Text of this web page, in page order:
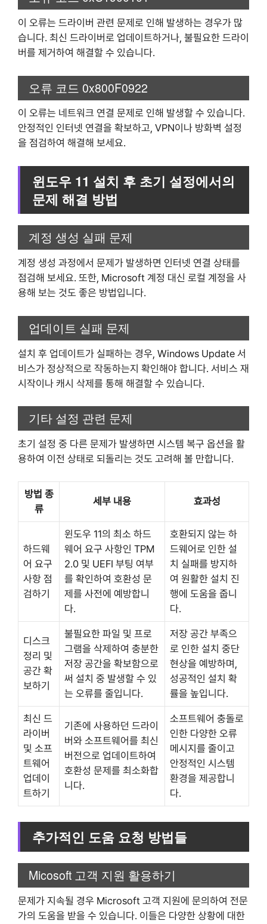
이 오류는 드라이버 관련 문제로 인해 발생하는 경우가 많
습니다. 최신 드라이버로 업데이트하거나, 불필요한 드라이
버를 제거하여 해결할 수 있습니다.
오류 코드 0x800F0922
이 오류는 네트워크 연결 문제로 인해 발생할 수 있습니다.
안정적인 인터넷 연결을 확보하고, VPN이나 방화벽 설정
을 점검하여 해결해 보세요.
윈도우 11 설치 후 초기 설정에서의
문제 해결 방법
계정 생성 실패 문제
계정 생성 과정에서 문제가 발생하면 인터넷 연결 상태를
점검해 보세요. 또한, Microsoft 계정 대신 로컬 계정을 사
용해 보는 것도 좋은 방법입니다.
업데이트 실패 문제
설치 후 업데이트가 실패하는 경우, Windows Update 서
비스가 정상적으로 작동하는지 확인해야 합니다. 서비스 재
시작이나 캐시 삭제를 통해 해결할 수 있습니다.
기타 설정 관련 문제
초기 설정 중 다른 문제가 발생하면 시스템 복구 옵션을 활
용하여 이전 상태로 되돌리는 것도 고려해 볼 만합니다.
방법 종
류
세부 내용 효과성
하드웨
어 요구
사항 점
검하기
윈도우 11의 최소 하드
웨어 요구 사항인 TPM
2.0 및 UEFI 부팅 여부
를 확인하여 호환성 문
제를 사전에 예방합니
다.
호환되지 않는 하
드웨어로 인한 설
치 실패를 방지하
여 원활한 설치 진
행에 도움을 줍니
다.
디스크
정리 및
공간 확
보하기
불필요한 파일 및 프로
그램을 삭제하여 충분한
저장 공간을 확보함으로
써 설치 중 발생할 수 있
는 오류를 줄입니다.
저장 공간 부족으
로 인한 설치 중단
현상을 예방하며,
성공적인 설치 확
률을 높입니다.
최신 드
라이버
및 소프
트웨어
업데이
트하기
기존에 사용하던 드라이
버와 소프트웨어를 최신
버전으로 업데이트하여
호환성 문제를 최소화합
니다.
소프트웨어 충돌로
인한 다양한 오류
메시지를 줄이고
안정적인 시스템
환경을 제공합니
다.
추가적인 도움 요청 방법들
Micosoft 고객 지원 활용하기
문제가 지속될 경우 Microsoft 고객 지원에 문의하여 전문
가의 도움을 받을 수 있습니다. 이들은 다양한 상황에 대한